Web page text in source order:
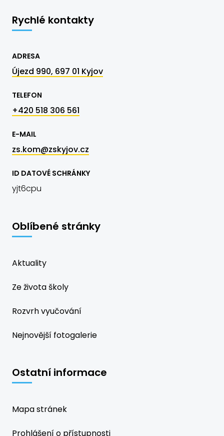
Rychlé kontakty
ADRESA
Újezd 990, 697 01 Kyjov
TELEFON
+420 518 306 561
E-MAIL
zs.kom@zskyjov.cz
ID DATOVÉ SCHRÁNKY
yjt6cpu
Oblíbené stránky
Aktuality
Ze života školy
Rozvrh vyučování
Nejnovější fotogalerie
Ostatní informace
Mapa stránek
Prohlášení o přístupnosti